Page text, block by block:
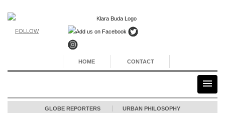
FOLLOW
HOME CONTACT
GLOBE REPORTERS URBAN PHILOSOPHY